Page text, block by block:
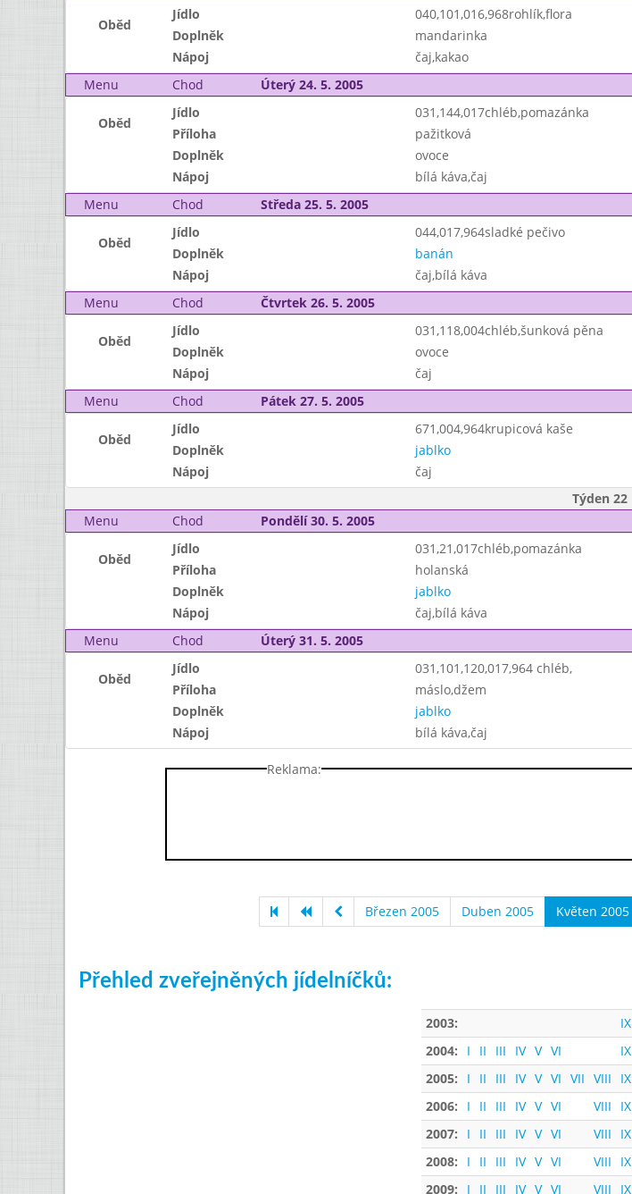
Oběd
Jídlo
040,101,016,968rohlík,flora
Doplněk
mandarinka
Nápoj
čaj,kakao
Menu
Chod Úterý 24. 5. 2005
Oběd
Jídlo
031,144,017chléb,pomazánka
Příloha
pažitková
Doplněk
ovoce
Nápoj
bílá káva,čaj
Menu
Chod Středa 25. 5. 2005
Oběd
Jídlo
044,017,964sladké pečivo
Doplněk
banán
Nápoj
čaj,bílá káva
Menu
Chod Čtvrtek 26. 5. 2005
Oběd
Jídlo
031,118,004chléb,šunková pěna
Doplněk
ovoce
Nápoj
čaj
Menu
Chod Pátek 27. 5. 2005
Oběd
Jídlo
671,004,964krupicová kaše
Doplněk
jablko
Nápoj
čaj
Týden 22
Menu
Chod Pondělí 30. 5. 2005
Oběd
Jídlo
031,21,017chléb,pomazánka
Příloha
holanská
Doplněk
jablko
Nápoj
čaj,bílá káva
Menu
Chod Úterý 31. 5. 2005
Oběd
Jídlo
031,101,120,017,964 chléb,
Příloha
máslo,džem
Doplněk
jablko
Nápoj
bílá káva,čaj
Reklama:
Březen 2005 Duben 2005 Květen 2005
Přehled zveřejněných jídelníčků:
2003: IX
2004:
I II III IV V VI IX
2005:
I II III IV V VI VII VIII IX
2006:
I II III IV V VI VIII IX
2007:
I II III IV V VI VIII IX
2008:
I II III IV V VI VIII IX
2009:
I II III IV V VI VIII IX